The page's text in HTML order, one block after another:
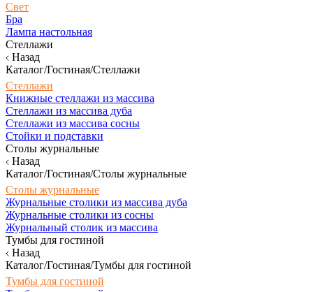
Свет
Бра
Лампа настольная
Стеллажи
Назад
Каталог/Гостиная/Стеллажи
Стеллажи
Книжные стеллажи из массива
Стеллажи из массива дуба
Стеллажи из массива сосны
Стойки и подставки
Столы журнальные
Назад
Каталог/Гостиная/Столы журнальные
Столы журнальные
Журнальные столики из массива дуба
Журнальные столики из сосны
Журнальный столик из массива
Тумбы для гостиной
Назад
Каталог/Гостиная/Тумбы для гостиной
Тумбы для гостиной